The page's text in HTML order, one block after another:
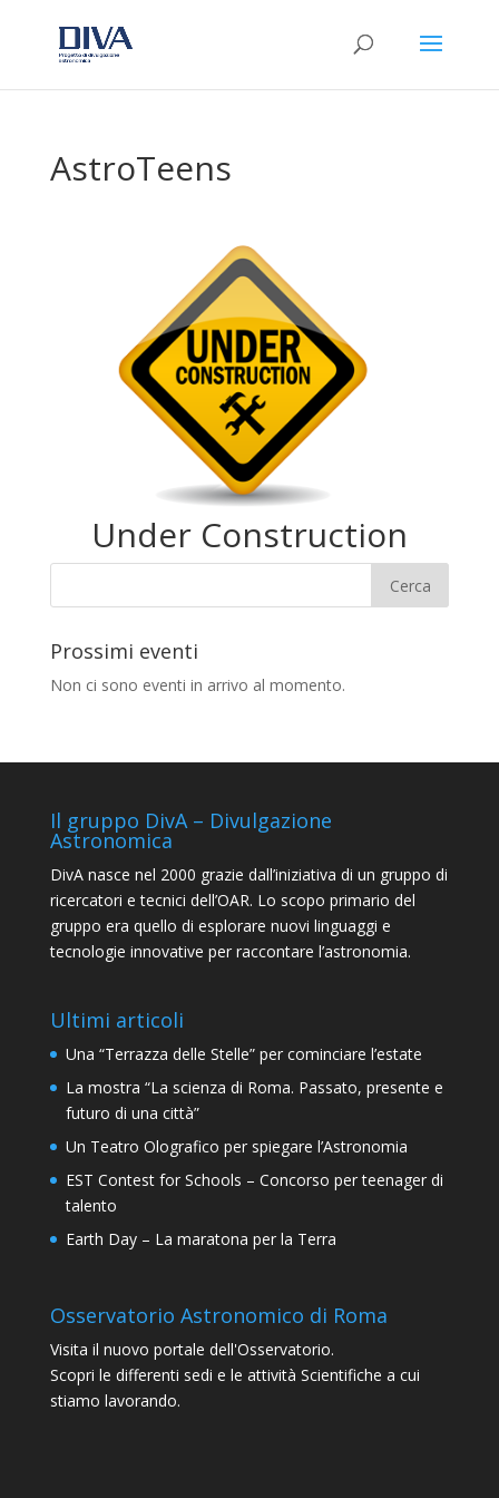
AstroTeens
Under Construction
Prossimi eventi
Non ci sono eventi in arrivo al momento.
Il gruppo DivA – Divulgazione
Astronomica
DivA nasce nel 2000 grazie dall’iniziativa di un gruppo di
ricercatori e tecnici dell’OAR. Lo scopo primario del
gruppo era quello di esplorare nuovi linguaggi e
tecnologie innovative per raccontare l’astronomia.
Ultimi articoli
Una “Terrazza delle Stelle” per cominciare l’estate
La mostra “La scienza di Roma. Passato, presente e
futuro di una città”
Un Teatro Olografico per spiegare l’Astronomia
EST Contest for Schools – Concorso per teenager di
talento
Earth Day – La maratona per la Terra
Osservatorio Astronomico di Roma
Visita il nuovo portale dell'Osservatorio.
Scopri le differenti sedi e le attività Scientifiche a cui
stiamo lavorando.